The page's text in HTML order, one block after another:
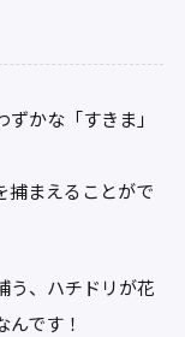
かな「すきま」
捕まえることがで
う、ハチドリが花
です！